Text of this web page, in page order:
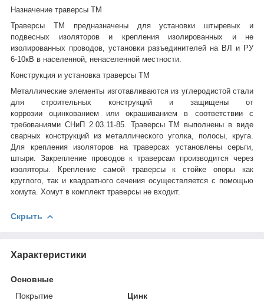
Назначение траверсы ТМ
Траверсы ТМ предназначены для установки штыревых и
подвесных изоляторов и крепления изолированных и не
изолированных проводов, установки разъединителей на ВЛ и РУ
6-10кВ в населенной, ненаселенной местности.
Конструкция и установка траверсы ТМ
Металлические элементы изготавливаются из углеродистой стали
для строительных конструкций и защищены от
коррозии оцинкованием или окрашиванием в соответствии с
требованиями СНиП 2.03.11-85. Траверсы ТМ выполнены в виде
сварных конструкций из металлического уголка, полосы, круга.
Для крепления изоляторов на траверсах установлены серьги,
штыри. Закрепление проводов к траверсам производится через
изоляторы. Крепление самой траверсы к стойке опоры как
круглого, так и квадратного сечения осуществляется с помощью
хомута. Хомут в комплект траверсы не входит.
Скрыть
Характеристики
Основные
Покрытие
Цинк